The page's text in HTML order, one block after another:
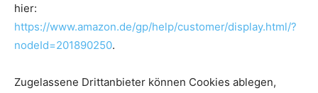
hier:
https://www.amazon.de/gp/help/customer/display.html/?
nodeId=201890250.
Zugelassene Drittanbieter können Cookies ablegen,